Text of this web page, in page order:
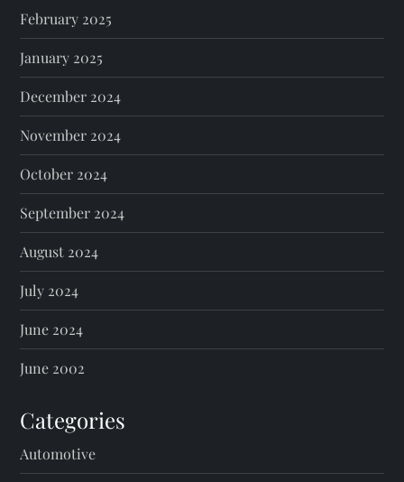
February 2025
January 2025
December 2024
November 2024
October 2024
September 2024
August 2024
July 2024
June 2024
June 2002
Categories
Automotive